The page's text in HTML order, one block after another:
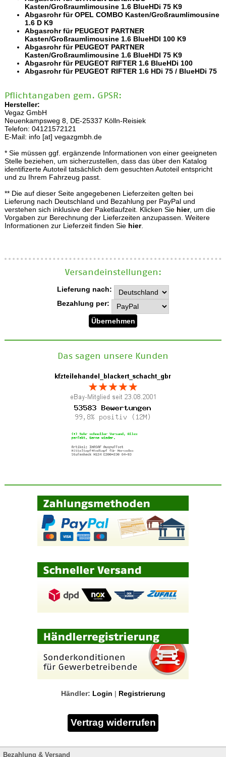
Kasten/Großraumlimousine 1.6 BlueHDi 75 K9
Abgasrohr für OPEL COMBO Kasten/Großraumlimousine
1.6 D K9
Abgasrohr für PEUGEOT PARTNER
Kasten/Großraumlimousine 1.6 BlueHDI 100 K9
Abgasrohr für PEUGEOT PARTNER
Kasten/Großraumlimousine 1.6 BlueHDI 75 K9
Abgasrohr für PEUGEOT RIFTER 1.6 BlueHDi 100
Abgasrohr für PEUGEOT RIFTER 1.6 HDi 75 / BlueHDi 75
Pflichtangaben gem. GPSR:
Hersteller:
Vegaz GmbH
Neuenkampsweg 8, DE-25337 Kölln-Reisiek
Telefon: 04121572121
E-Mail: info [at] vegazgmbh.de
* Sie müssen ggf. ergänzende Informationen von einer geeigneten
Stelle beziehen, um sicherzustellen, dass das über den Katalog
identifizerte Autoteil tatsächlich dem gesuchten Autoteil entspricht
und zu Ihrem Fahrzeug passt.
** Die auf dieser Seite angegebenen Lieferzeiten gelten bei
Lieferung nach Deutschland und Bezahlung per PayPal und
verstehen sich inklusive der Paketlaufzeit. Klicken Sie hier, um die
Vorgaben zur Berechnung der Lieferzeiten anzupassen. Weitere
Informationen zur Lieferzeit finden Sie hier.
Versand­einstellungen:
Lieferung nach:
Bezahlung per:
Das sagen unsere Kunden
Händler: Login | Registrierung
Bezahlung & Versand